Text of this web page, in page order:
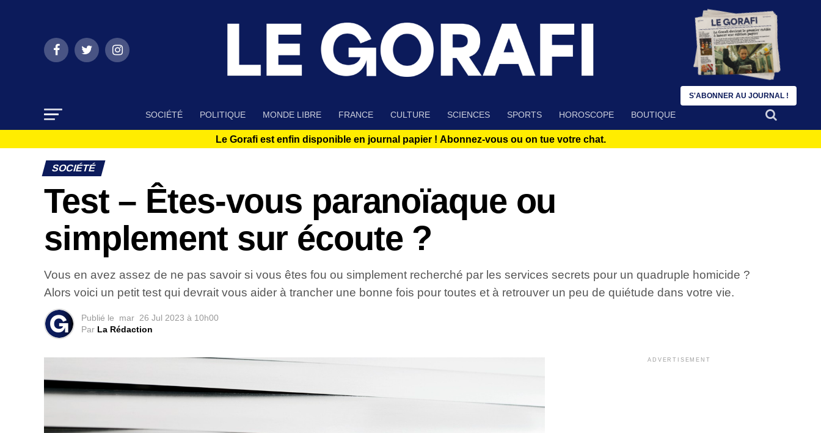
SOCIÉTÉ POLITIQUE MONDE LIBRE FRANCE CULTURE SCIENCES SPORTS HOROSCOPE BOUTIQUE
Le Gorafi est enfin disponible en journal papier ! Abonnez-vous ou on tue votre chat.
SOCIÉTÉ
Test – Êtes-vous paranoïaque ou
simplement sur écoute ?
Vous en avez assez de ne pas savoir si vous êtes fou ou simplement recherché par les services secrets pour un quadruple homicide ?
Alors voici un petit test qui devrait vous aider à trancher une bonne fois pour toutes et à retrouver un peu de quiétude dans votre vie.
Publié le mar 26 Jul 2023 à 10h00
Par La Rédaction
ADVERTISEMENT
S'ABONNER AU JOURNAL !